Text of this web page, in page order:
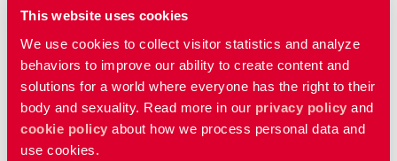
This website uses cookies
We use cookies to collect visitor statistics and analyze
behaviors to improve our ability to create content and
solutions for a world where everyone has the right to their
body and sexuality. Read more in our privacy policy and
cookie policy about how we process personal data and
use cookies.
samtalen med killar om ensamhet, isolering och låg
kroppslig självkänsla.
Utöver RFSU:s sexualupplysarna får du höra från
spelkulturförbundet Sverok om killar i spelvärlden
och från Centrum mot våldsbejakande extremism
(CVE) om extremistiska budskap och miljöer.